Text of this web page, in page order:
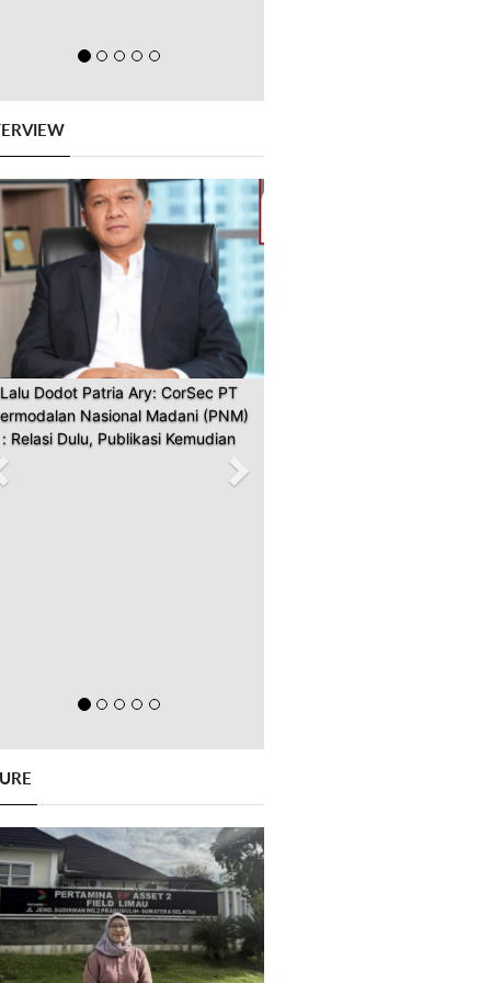
Lalu Dodot Patria Ary: CorSec PT
Nasional Madani (PNM)
: Relasi Dulu, Publikasi Kemudian
Next
Next